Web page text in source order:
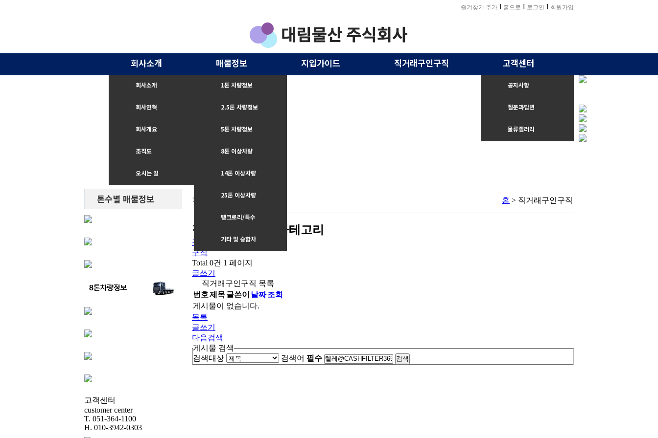
즐겨찾기 추가 l 홈으로 l 로그인 l 회원가입
회사소개
회사소개
회사연혁
회사개요
조직도
오시는 길
매물정보
1톤 차량정보
2.5톤 차량정보
5톤 차량정보
8톤 이상차량
14톤 이상차량
25톤 이상차량
탱크로리/특수
차량
기타 및 승합차
지입가이드 직거래구인구직 고객센터
공지사항
질문과답변
물류갤러리
톤수별 매물정보
고객센터
customer center
T. 051-364-1100
H. 010-3942-0303
직거래구인구직 홈 > 직거래구인구직
직거래구인구직 카테고리
구인
구직
Total 0건 1 페이지
글쓰기
직거래구인구직 목록
번호제목글쓴이 날짜조회
게시물이 없습니다.
목록
글쓰기
다음검색
게시물 검색
검색대상
검색어 필수